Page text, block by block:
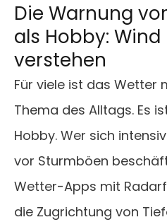
Die Warnung
als Hobby:
verstehen
Für viele ist das Wetter
Thema des Alltags. Es
Hobby. Wer sich
vor Sturmböen
Wetter-Apps mit
die Zugrichtung von